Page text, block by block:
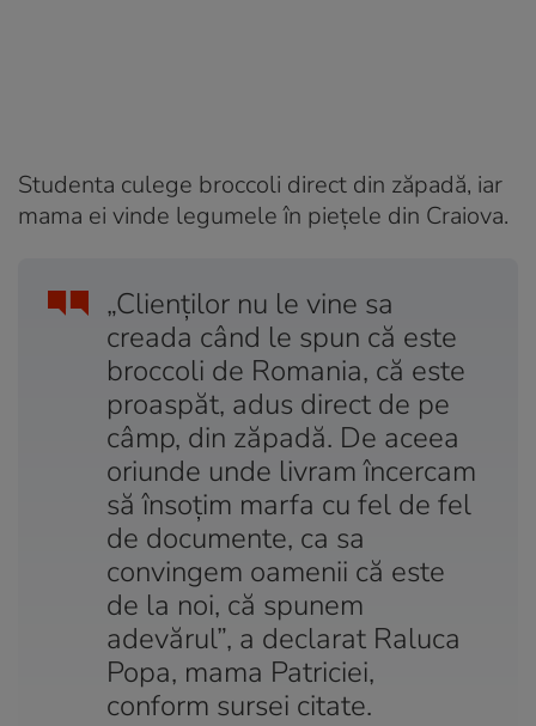
Studenta culege broccoli direct din zăpadă, iar
mama ei vinde legumele în piețele din Craiova.
„Clienţilor nu le vine sa
creada când le spun că este
broccoli de Romania, că este
proaspăt, adus direct de pe
câmp, din zăpadă. De aceea
oriunde unde livram încercam
să însoţim marfa cu fel de fel
de documente, ca sa
convingem oamenii că este
de la noi, că spunem
adevărul”, a declarat Raluca
Popa, mama Patriciei,
conform sursei citate.